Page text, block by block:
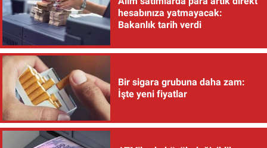
hesabınıza yatmayacak:
Bakanlık tarih verdi
Bir sigara grubuna daha zam:
İşte yeni fiyatlar